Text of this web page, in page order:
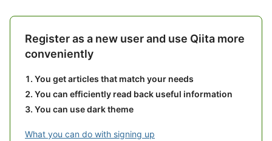
Register as a new user and use Qiita more
conveniently
You get articles that match your needs
You can efficiently read back useful information
You can use dark theme
What you can do with signing up